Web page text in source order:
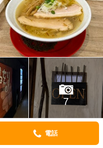
7
電話